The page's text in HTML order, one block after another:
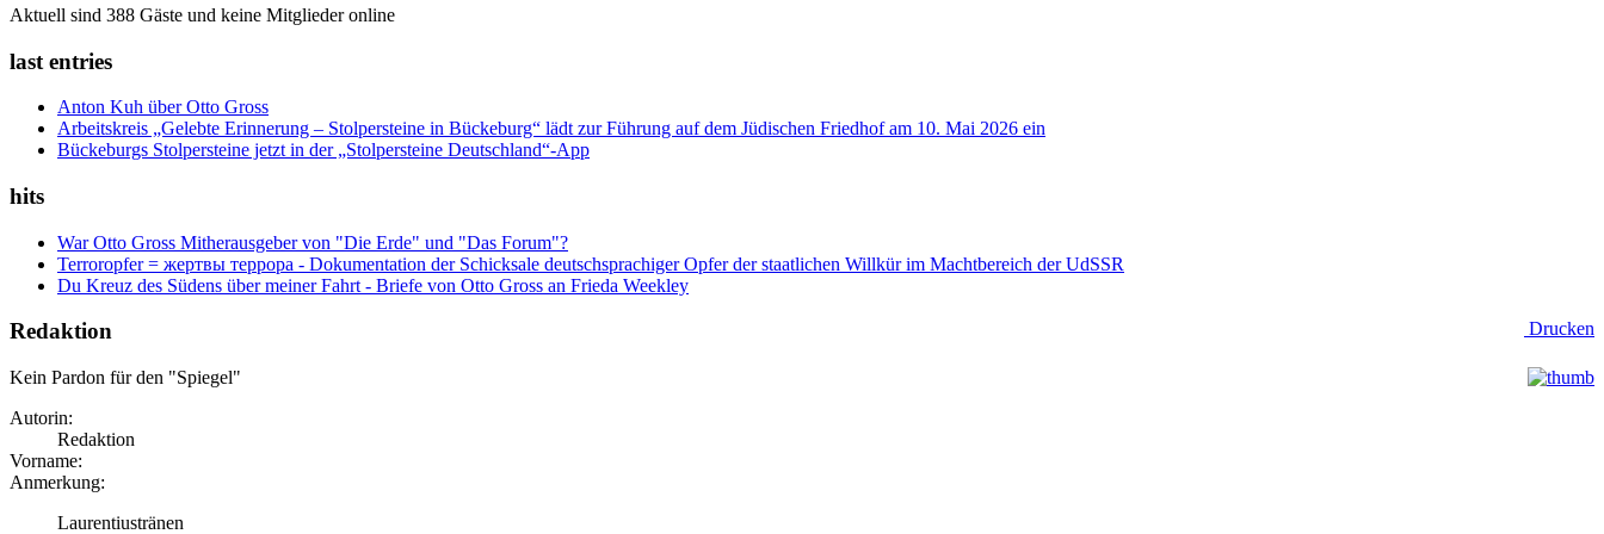
Aktuell sind 388 Gäste und keine Mitglieder online
last entries
Anton Kuh über Otto Gross
Arbeitskreis „Gelebte Erinnerung – Stolpersteine in Bückeburg“ lädt zur Führung auf dem Jüdischen Friedhof am 10. Mai 2026 ein
Bückeburgs Stolpersteine jetzt in der „Stolpersteine Deutschland“-App
hits
War Otto Gross Mitherausgeber von "Die Erde" und "Das Forum"?
Terroropfer = жертвы террора - Dokumentation der Schicksale deutschsprachiger Opfer der staatlichen Willkür im Machtbereich der UdSSR
Du Kreuz des Südens über meiner Fahrt - Briefe von Otto Gross an Frieda Weekley
Drucken
Redaktion
Kein Pardon für den "Spiegel"
Autorin:
Redaktion
Vorname:
Anmerkung:
Laurentiustränen